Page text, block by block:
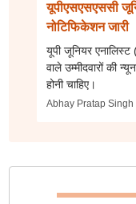
यूपीएसएसएससी
नोटिफिकेशन जारी
यूपी जूनियर एनालिस्ट
वाले उम्मीदवारों की
होनी चाहिए।
Abhay Pratap Singh